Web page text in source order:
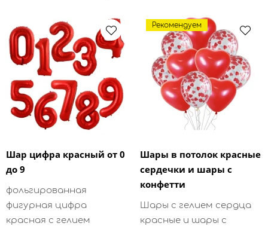
Шар цифра красный от 0
до 9
фольгированная
фигурная цифра
красная с гелием
Рекомендуем
Шары в потолок красные
сердечки и шары с
конфетти
Шары с гелием сердца
красные и шары с